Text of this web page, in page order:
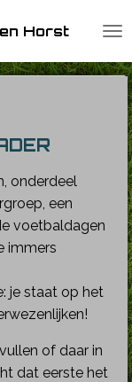
Horst
onderdeel
een
voetbaldagen
immers
je staat op het
of daar in
dat eerste het